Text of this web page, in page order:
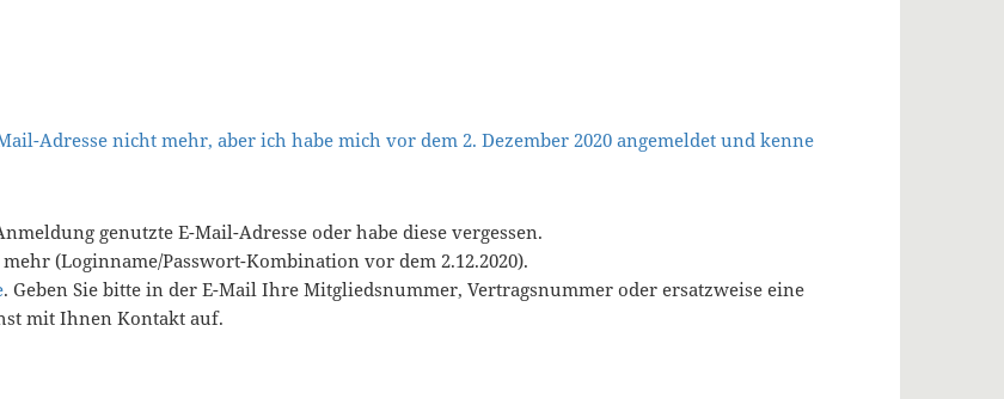
Adresse nicht mehr, aber ich habe mich vor dem 2. Dezember 2020 angemeldet und kenne
genutzte E-Mail-Adresse oder habe diese vergessen.
(Loginname/Passwort-Kombination vor dem 2.12.2020).
. Geben Sie bitte in der E-Mail Ihre Mitgliedsnummer, Vertragsnummer oder ersatzweise eine
mit Ihnen Kontakt auf.